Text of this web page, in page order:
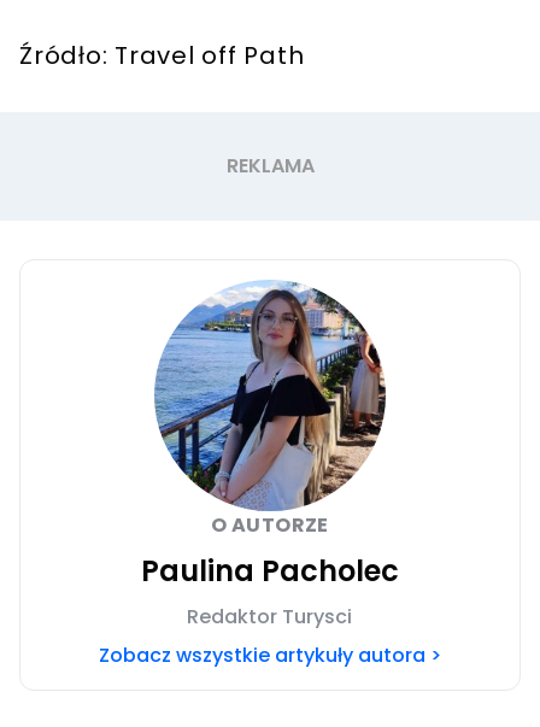
Źródło: Travel off Path
O AUTORZE
Paulina Pacholec
Redaktor Turysci
Zobacz wszystkie artykuły autora >